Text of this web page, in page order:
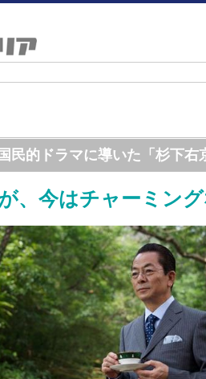
的ドラマに導いた「杉下右
、今はチャーミン